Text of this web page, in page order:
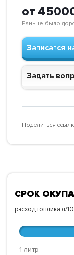
от
Раньше было
Записатся
Задать
Поделиться
СРОК
расход топлива л/
1 литр